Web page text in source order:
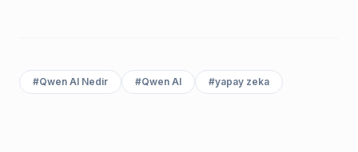
#Qwen AI Nedir #Qwen AI #yapay zeka